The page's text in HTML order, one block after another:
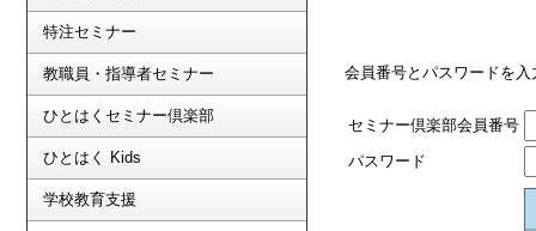
特注セミナー
教職員・指導者セミナー
ひとはくセミナー倶楽部
ひとはく Kids
学校教育支援
会員番号とパスワードを
セミナー倶楽部会員番号
パスワード